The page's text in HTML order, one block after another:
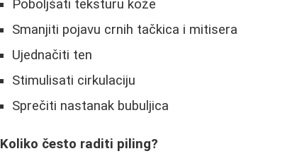
Poboljšati teksturu kože
Smanjiti pojavu crnih tačkica i mitisera
Ujednačiti ten
Stimulisati cirkulaciju
Sprečiti nastanak bubuljica
Koliko često raditi piling?